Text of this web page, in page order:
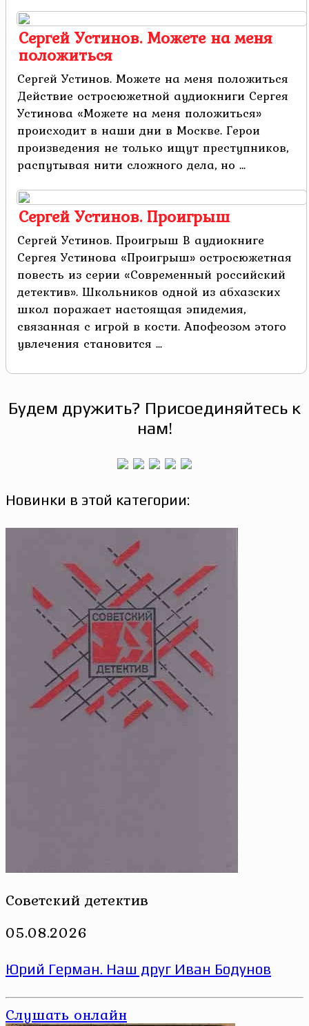
Сергей Устинов. Можете на меня
положиться
Сергей Устинов. Можете на меня положиться
Действие остросюжетной аудиокниги Сергея
Устинова «Можете на меня положиться»
происходит в наши дни в Москве. Герои
произведения не только ищут преступников,
распутывая нити сложного дела, но ...
Сергей Устинов. Проигрыш
Сергей Устинов. Проигрыш В аудиокниге
Сергея Устинова «Проигрыш» остросюжетная
повесть из серии «Современный российский
детектив». Школьников одной из абхазских
школ поражает настоящая эпидемия,
связанная с игрой в кости. Апофеозом этого
увлечения становится ...
Будем дружить? Присоединяйтесь к
нам!
Новинки в этой категории:
Советский детектив
05.08.2026
Юрий Герман. Наш друг Иван Бодунов
Слушать онлайн